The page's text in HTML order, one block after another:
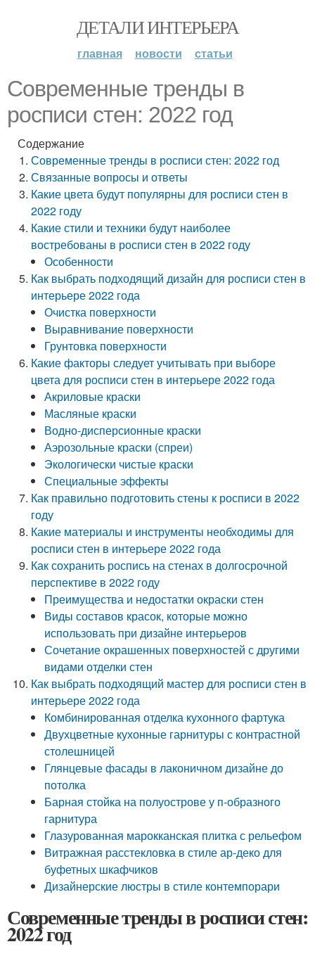
ДЕТАЛИ ИНТЕРЬЕРА
главная новости статьи
Современные тренды в
росписи стен: 2022 год
Содержание
Современные тренды в росписи стен: 2022 год
Связанные вопросы и ответы
Какие цвета будут популярны для росписи стен в
2022 году
Какие стили и техники будут наиболее
востребованы в росписи стен в 2022 году
Особенности
Как выбрать подходящий дизайн для росписи стен в
интерьере 2022 года
Очистка поверхности
Выравнивание поверхности
Грунтовка поверхности
Какие факторы следует учитывать при выборе
цвета для росписи стен в интерьере 2022 года
Акриловые краски
Масляные краски
Водно-дисперсионные краски
Аэрозольные краски (спреи)
Экологически чистые краски
Специальные эффекты
Как правильно подготовить стены к росписи в 2022
году
Какие материалы и инструменты необходимы для
росписи стен в интерьере 2022 года
Как сохранить роспись на стенах в долгосрочной
перспективе в 2022 году
Преимущества и недостатки окраски стен
Виды составов красок, которые можно
использовать при дизайне интерьеров
Сочетание окрашенных поверхностей с другими
видами отделки стен
Как выбрать подходящий мастер для росписи стен в
интерьере 2022 года
Комбинированная отделка кухонного фартука
Двухцветные кухонные гарнитуры с контрастной
столешницей
Глянцевые фасады в лаконичном дизайне до
потолка
Барная стойка на полуострове у п-образного
гарнитура
Глазурованная марокканская плитка с рельефом
Витражная расстекловка в стиле ар-деко для
буфетных шкафчиков
Дизайнерские люстры в стиле контемпорари
Современные тренды в росписи стен:
2022 год